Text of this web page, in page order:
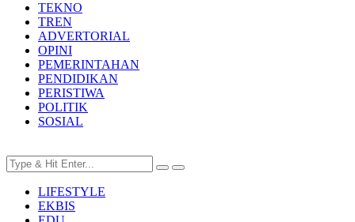
TEKNO
TREN
ADVERTORIAL
OPINI
PEMERINTAHAN
PENDIDIKAN
PERISTIWA
POLITIK
SOSIAL
LIFESTYLE
EKBIS